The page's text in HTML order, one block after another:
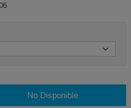
No Disponible